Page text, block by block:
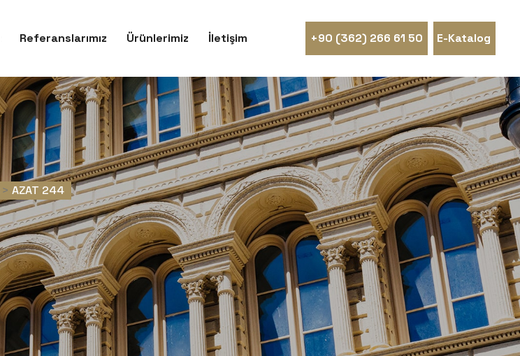
Referanslarımız Ürünlerimiz İletişim +90 (362) 266 61 50 E-Katalog
> AZAT 244